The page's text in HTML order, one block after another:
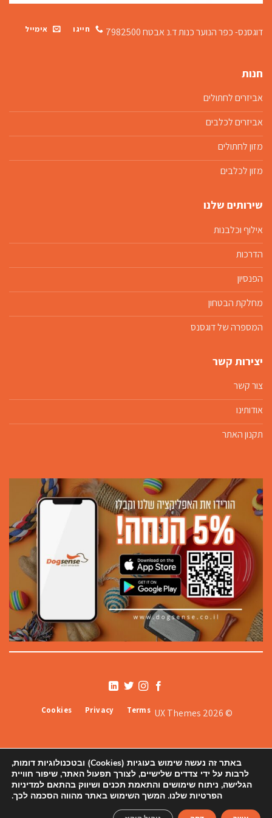
דוגסנס- כפר הנוער כנותד.נ אבטח 7982500 חייגו אימייל
חנות
אביזרים לחתולים
אביזרים לכלבים
מזון לחתולים
מזון לכלבים
שירותים שלנו
אילוף וכלבנות
הדרכות
הפנסיון
מחלקת הבטחון
המספרה של דוגסנס
יצירות קשר
צור קשר
אודותינו
תקנון האתר
© 2026 UX Themes
Terms
Privacy
Cookies
אודותינו תקנון צור קשר ורשימת סניפים
באתר זה נעשה שימוש בעוגיות (Cookies) ובטכנולוגיות דומות,
לרבות על ידי צדדים שלישיים, לצורך תפעול האתר, שיפור חוויית
הגלישה, ניתוח שימושים והתאמת תכנים ושיווק בהתאם למדיניות
הפרטיות שלנו. המשך השימוש באתר מהווה הסכמה לכך.